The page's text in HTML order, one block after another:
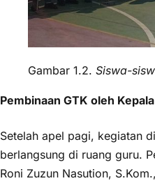
Gambar 1.2. Siswa-
Pembinaan GTK oleh
Setelah apel pagi, kegiatan
berlangsung di ruang guru.
Roni Zuzun Nasution,